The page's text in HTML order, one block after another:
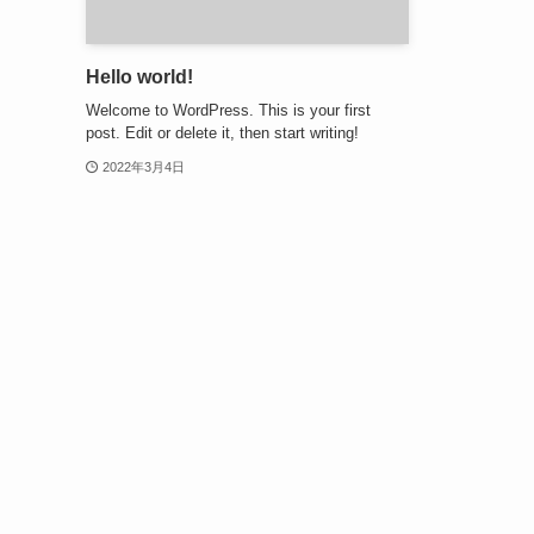
Hello world!
Welcome to WordPress. This is your first
post. Edit or delete it, then start writing!
2022年3月4日